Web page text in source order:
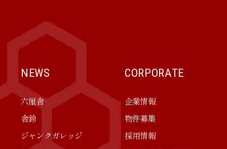
NEWS
六厘舎
舎鈴
ジャンクガレッジ
CORPORATE
企業情報
物件募集
採用情報